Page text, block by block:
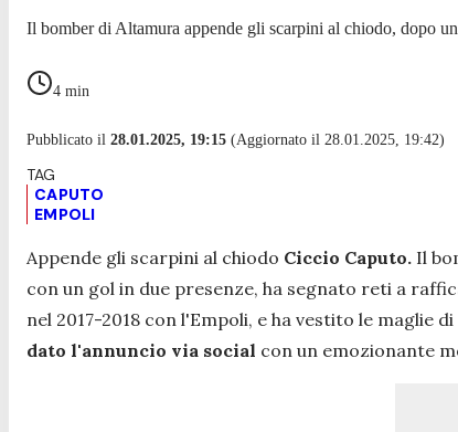
Il bomber di Altamura appende gli scarpini al chiodo, dopo
4 min
Pubblicato il 28.01.2025, 19:15 (Aggiornato il 28.01.2025, 19:42)
CAPUTO
EMPOLI
Appende gli scarpini al chiodo Ciccio Caputo. Il
con un gol in due presenze, ha segnato reti a
nel 2017-2018 con l'Empoli, e ha vestito le maglie di
dato l'annuncio via social con un emozionante